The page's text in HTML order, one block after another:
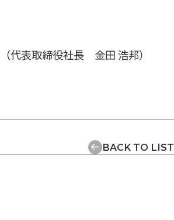
（代表取締役社長 金田 浩邦）
BACK TO LIST